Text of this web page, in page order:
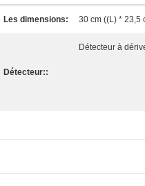
Les dimensions: 30 cm ((L) * 23,5
Détecteur::
Détecteur à